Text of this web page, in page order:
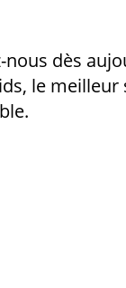
dès
le meilleur